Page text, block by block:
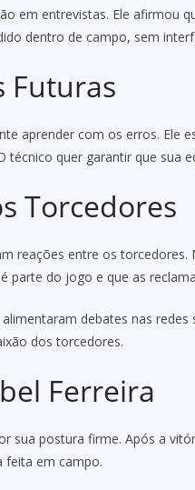
em entrevistas. Ele afirmou
dentro de campo, sem
Futuras
aprender com os erros. Ele
técnico quer garantir que sua
Torcedores
reações entre os
parte do jogo e que as
debates nas
dos torcedores.
Ferreira
sua postura firme. Após a
feita em campo.